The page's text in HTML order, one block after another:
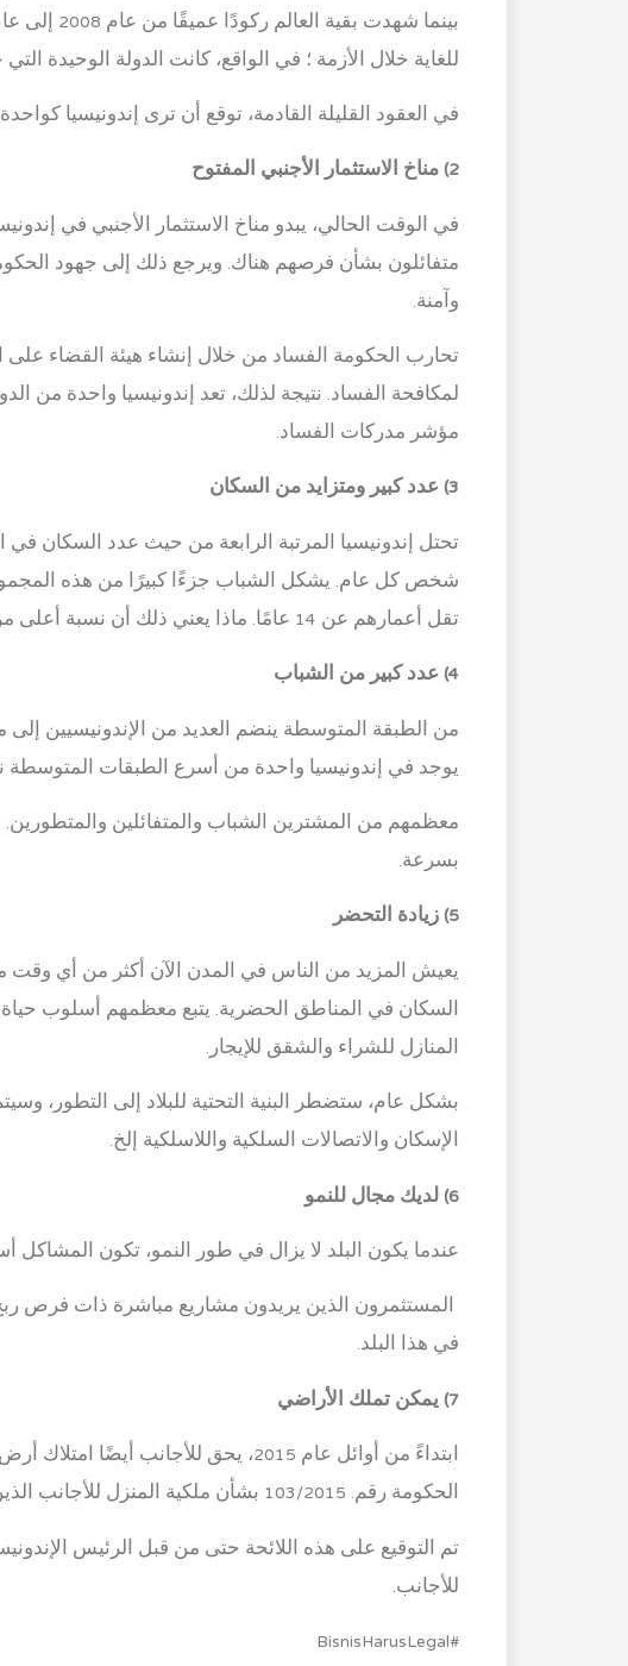
للغاية خلال الأزمة ؛ في الواقع، كانت الدولة الوحيدة التي
في العقود القليلة القادمة، توقع أن ترى إندونيسيا
2) مناخ الاستثمار الأجنبي المفتوح
في الوقت الحالي، يبدو مناخ الاستثمار الأجنبي في
متفائلون بشأن فرصهم هناك. ويرجع ذلك إلى جهود
وآمنة.
تحارب الحكومة الفساد من خلال إنشاء هيئة القضاء على
لمكافحة الفساد. نتيجة لذلك، تعد إندونيسيا واحدة من
مؤشر مدركات الفساد.
3) عدد كبير ومتزايد من السكان
تقل أعمارهم عن 14 عامًا. ماذا يعني ذلك أن نسبة أعلى من الناس منتجين ويعملون في المستقبل!
4) عدد كبير من الشباب
من الطبقة المتوسطة ينضم العديد من الإندونيسيين
يوجد في إندونيسيا واحدة من أسرع الطبقات المتوسطة
معظمهم من المشترين الشباب والمتفائلين والمتطورين.
بسرعة.
5) زيادة التحضر
يعيش المزيد من الناس في المدن الآن أكثر من أي
السكان في المناطق الحضرية. يتبع معظمهم أسلوب
المنازل للشراء والشقق للإيجار.
بشكل عام، ستضطر البنية التحتية للبلاد إلى التطور،
الإسكان والاتصالات السلكية واللاسلكية إلخ.
6) لديك مجال للنمو
عندما يكون البلد لا يزال في طور النمو، تكون
المستثمرون الذين يريدون مشاريع مباشرة ذات فرص
في هذا البلد.
7) يمكن تملك الأراضي
ابتداءً من أوائل عام 2015، يحق للأجانب
الحكومة رقم. 103/2015 بشأن ملكية المنزل للأجانب الذين يعيشون في إندونيسيا.
تم التوقيع على هذه اللائحة حتى من قبل الرئيس
للأجانب.
#BisnisHarusLegal